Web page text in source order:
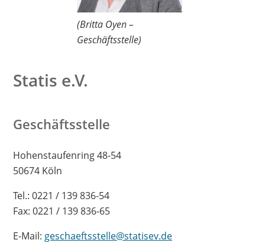
(Britta Oyen –
Geschäftsstelle)
Statis e.V.
Geschäftsstelle
Hohenstaufenring 48-54
50674 Köln
Tel.: 0221 / 139 836-54
Fax: 0221 / 139 836-65
E-Mail: geschaeftsstelle@statisev.de